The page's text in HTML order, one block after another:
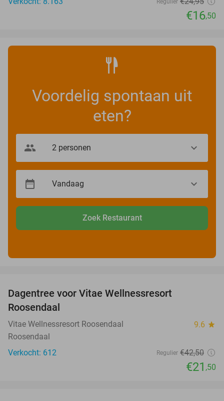
€16,50
Voordelig spontaan uit
eten?
Zoek Restaurant
Dagentree voor Vitae Wellnessresort
Roosendaal
Vitae Wellnessresort Roosendaal 9.6 star
Roosendaal
Verkocht: 612
Regulier €42,50
€21 ,50